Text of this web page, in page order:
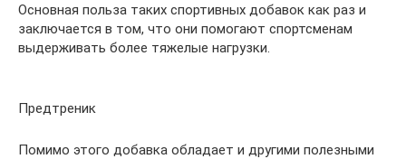
Основная польза таких спортивных добавок как раз и
заключается в том, что они помогают спортсменам
выдерживать более тяжелые нагрузки.
Предтреник
Помимо этого добавка обладает и другими полезными